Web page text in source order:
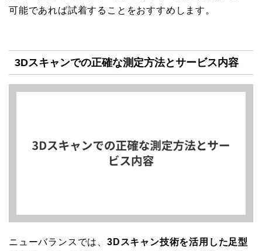
可能であれば試着することをおすすめします。
3Dスキャンでの正確な測定方法とサービス内容
ニューバランスでは、 3Dスキャン技術を活用した足型